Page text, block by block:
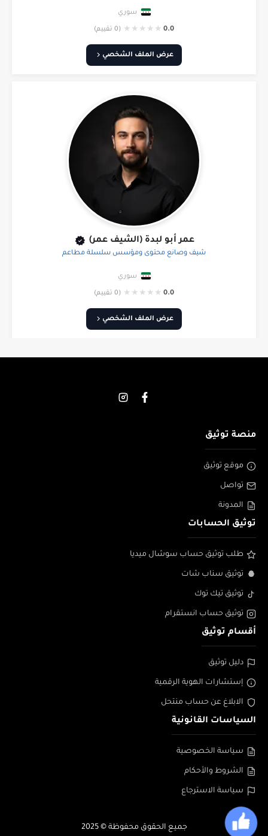
سوري
0.0
★
★
★
★
★ (0 تقييم)
عرض الملف الشخصي
عمر أبو لبدة (الشيف عمر)
شيف وصانع محتوى ومؤسس سلسلة مطاعم
سوري
0.0
★
★
★
★
★ (0 تقييم)
عرض الملف الشخصي
منصة توثيق
موقع توثيق
تواصل
المدونة
توثيق الحسابات
طلب توثيق حساب سوشال ميديا
توثيق سناب شات
توثيق تيك توك
توثيق حساب انستقرام
أقسام توثيق
دليل توثيق
إستشارات الهوية الرقمية
الابلاغ عن حساب منتحل
السياسات القانونية
سياسة الخصوصية
الشروط والأحكام
سياسة الاسترجاع
جميع الحقوق محفوظة © 2025